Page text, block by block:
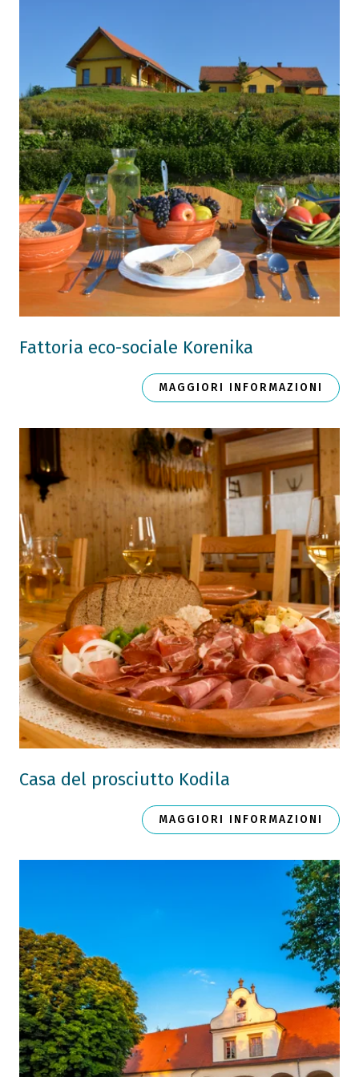
Fattoria eco-sociale Korenika
MAGGIORI INFORMAZIONI
Casa del prosciutto Kodila
MAGGIORI INFORMAZIONI